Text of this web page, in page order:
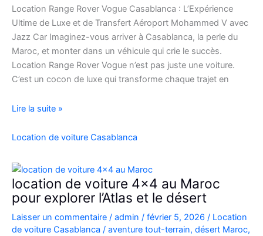
Location Range Rover Vogue Casablanca : L’Expérience
Ultime de Luxe et de Transfert Aéroport Mohammed V avec
Jazz Car Imaginez-vous arriver à Casablanca, la perle du
Maroc, et monter dans un véhicule qui crie le succès.
Location Range Rover Vogue n’est pas juste une voiture.
C’est un cocon de luxe qui transforme chaque trajet en
Location
Rover
Casablanca
Lire la suite »
Location de voiture Casablanca
location de voiture 4×4 au Maroc
pour explorer l’Atlas et le désert
Laisser un commentaire / admin / février 5, 2026 / Location
de voiture Casablanca / aventure tout-terrain, désert Maroc,